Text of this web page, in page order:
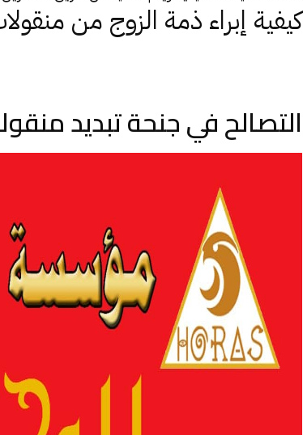
كيفية إبراء ذمة الزوج من
التصالح في جنحة تبديد